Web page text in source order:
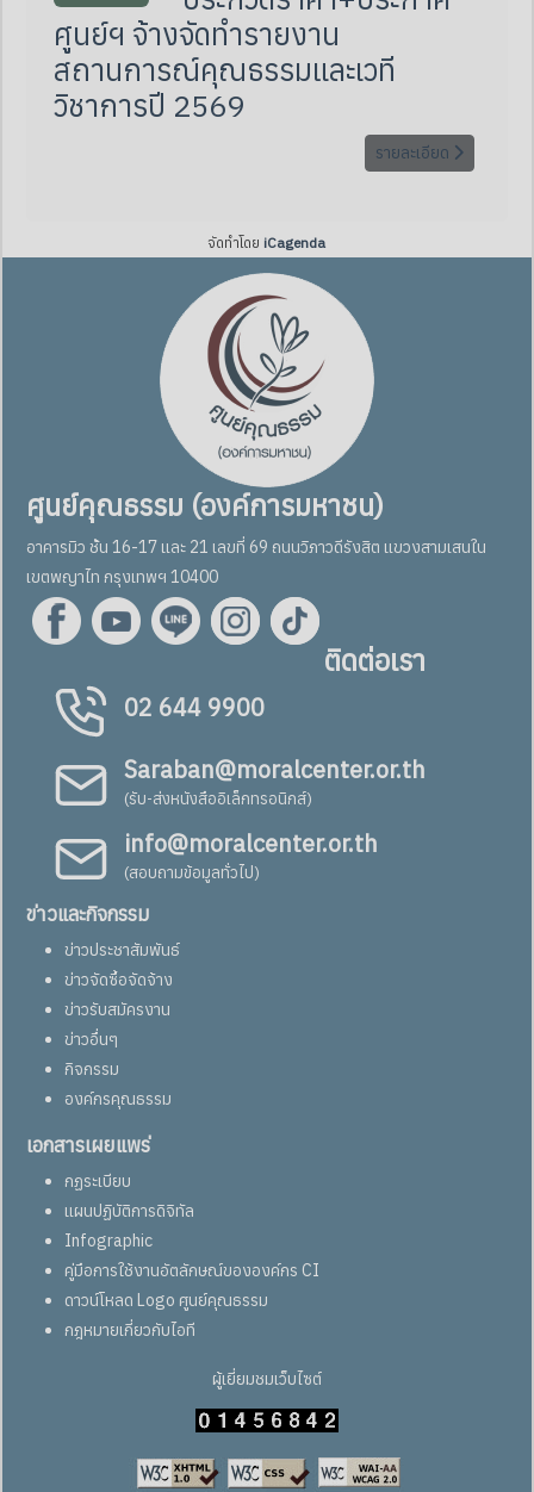
ศูนย์ฯ จ้างจัดทำรายงาน
สถานการณ์คุณธรรมและเวที
วิชาการปี 2569
รายละเอียด
จัดทำโดย iCagenda
ศูนย์คุณธรรม (องค์การมหาชน)
อาคารมิว ชั้น 16-17 และ 21 เลขที่ 69 ถนนวิภาวดีรังสิต แขวงสามเสนใน
เขตพญาไท กรุงเทพฯ 10400
ติดต่อเรา
02 644 9900
Saraban@moralcenter.or.th
(รับ-ส่งหนังสืออิเล็กทรอนิกส์)
info@moralcenter.or.th
(สอบถามข้อมูลทั่วไป)
ข่าวและกิจกรรม
ข่าวประชาสัมพันธ์
ข่าวจัดซื้อจัดจ้าง
ข่าวรับสมัครงาน
ข่าวอื่นๆ
กิจกรรม
องค์กรคุณธรรม
เอกสารเผยแพร่
กฏระเบียบ
แผนปฏิบัติการดิจิทัล
Infographic
คู่มือการใช้งานอัตลักษณ์ขององค์กร CI
ดาวน์โหลด Logo ศูนย์คุณธรรม
กฎหมายเกี่ยวกับไอที
ผู้เยี่ยมชมเว็บไซต์